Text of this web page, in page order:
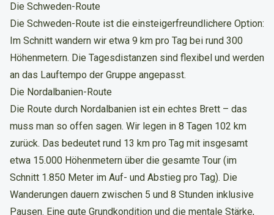
Die Schweden-Route
Die Schweden-Route ist die einsteigerfreundlichere Option:
Im Schnitt wandern wir etwa 9 km pro Tag bei rund 300
Höhenmetern. Die Tagesdistanzen sind flexibel und werden
an das Lauftempo der Gruppe angepasst.
Die Nordalbanien-Route
Die Route durch Nordalbanien ist ein echtes Brett – das
muss man so offen sagen. Wir legen in 8 Tagen 102 km
zurück. Das bedeutet rund 13 km pro Tag mit insgesamt
etwa 15.000 Höhenmetern über die gesamte Tour (im
Schnitt 1.850 Meter im Auf- und Abstieg pro Tag). Die
Wanderungen dauern zwischen 5 und 8 Stunden inklusive
Pausen. Eine gute Grundkondition und die mentale Stärke,